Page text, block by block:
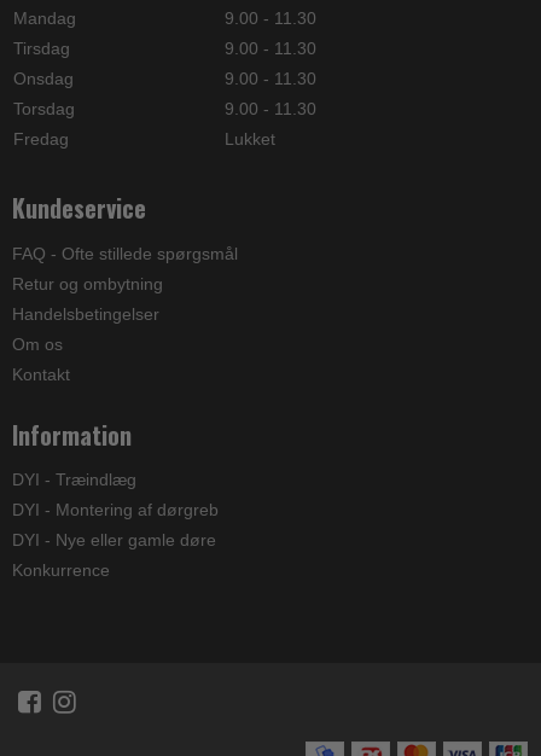
Mandag
9.00 - 11.30
Tirsdag
9.00 - 11.30
Onsdag
9.00 - 11.30
Torsdag
9.00 - 11.30
Fredag
Lukket
Kundeservice
FAQ - Ofte stillede spørgsmål
Retur og ombytning
Handelsbetingelser
Om os
Kontakt
Information
DYI - Træindlæg
DYI - Montering af dørgreb
DYI - Nye eller gamle døre
Konkurrence